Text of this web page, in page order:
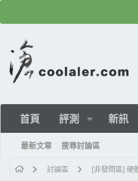
首頁 評測 新訊
最新文章 搜尋討論區
討論區 [非發問區] 硬